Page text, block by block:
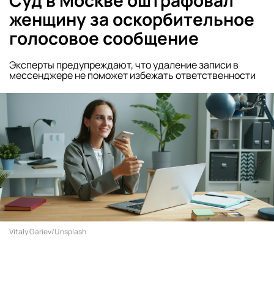
женщину за оскорбительное
голосовое сообщение
Эксперты предупреждают, что удаление записи в
мессенджере не поможет избежать ответственности
Vitaly Gariev/Unsplash